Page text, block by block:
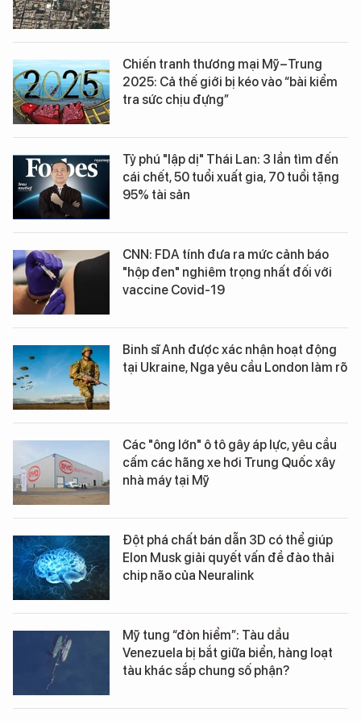
Chiến tranh thương mại Mỹ–Trung
2025: Cả thế giới bị kéo vào “bài kiểm
tra sức chịu đựng”
Tỷ phú "lập dị" Thái Lan: 3 lần tìm đến
cái chết, 50 tuổi xuất gia, 70 tuổi tặng
95% tài sản
CNN: FDA tính đưa ra mức cảnh báo
"hộp đen" nghiêm trọng nhất đối với
vaccine Covid-19
Binh sĩ Anh được xác nhận hoạt động
tại Ukraine, Nga yêu cầu London làm rõ
Các "ông lớn" ô tô gây áp lực, yêu cầu
cấm các hãng xe hơi Trung Quốc xây
nhà máy tại Mỹ
Đột phá chất bán dẫn 3D có thể giúp
Elon Musk giải quyết vấn đề đào thải
chip não của Neuralink
Mỹ tung “đòn hiểm”: Tàu dầu
Venezuela bị bắt giữa biển, hàng loạt
tàu khác sắp chung số phận?